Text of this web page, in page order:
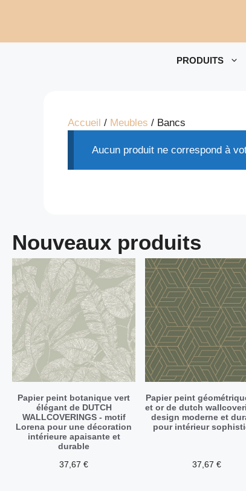
PRODUITS
Accueil / Meubles / Bancs
Aucun produit ne correspond à
Nouveaux produits
Papier peint botanique vert
élégant de DUTCH
WALLCOVERINGS - motif
Lorena pour une décoration
intérieure apaisante et
durable
37,67 €
Papier peint
et or de dutch
design moderne et
pour intérieur
37,67 €